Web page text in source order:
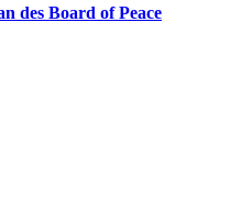
des Board of Peace